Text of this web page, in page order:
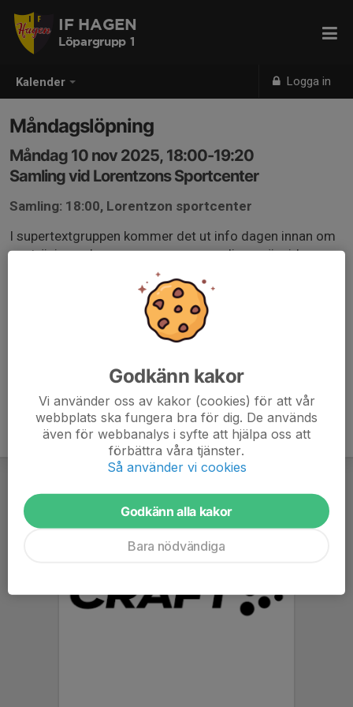
Kalender Logga in
IF HAGEN
Löpargrupp 1
Måndagslöpning
Måndag 10 nov 2025, 18:00-19:20
Samling vid Lorentzons Sportcenter
Samling: 18:00, Lorentzon sportcenter
I supertextgruppen kommer det ut info dagen innan om
var träningen kommer vara, men samlingen är vid
Sportcentret om inget annat anges. Sluttiden är
Godkänn kakor
Vi använder oss av kakor (cookies) för att vår
webbplats ska fungera bra för dig. De används
även för webbanalys i syfte att hjälpa oss att
förbättra våra tjänster.
Så använder vi cookies
Godkänn alla kakor
Bara nödvändiga